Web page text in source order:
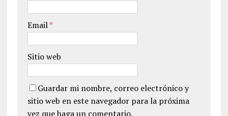
Email*
Sitio web
Guardar mi nombre, correo electrónico y
sitio web en este navegador para la próxima
vez que haga un comentario.